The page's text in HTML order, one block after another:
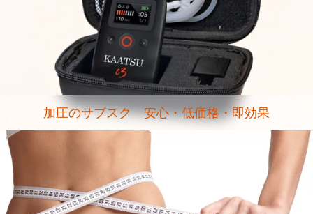
加圧のサブスク 安心・低価格・即効果